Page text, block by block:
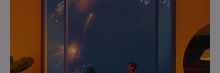
METTRE
PAUSE
RÉACTIVER
LE
SON